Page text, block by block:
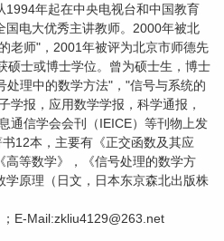
1994年起在中央电视台和中国教育
国电大优秀主讲教师。2000年被北
老师"，2001年被评为北京市师德先
硕士或博士学位。曾为硕士生，博士
处理中的数学方法"，"信号与系统的
学报，应用数学学报，科学通报，
通信学会会刊（IEICE）等刊物上发
12本，主要有《正交函数及其应
高等数学》，《信号处理的数学方
学原理（日文，日本东京森北出版株
E-Mail:zkliu4129@263.net